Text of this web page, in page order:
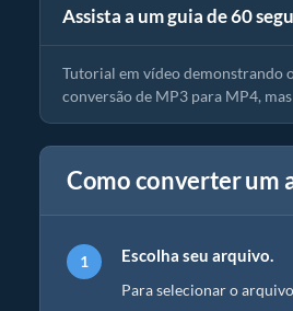
Assista a um guia de 60
Como converter arquivos de mídia
Tutorial em vídeo demonstrando
conversão de MP3 para MP4,
Como converter um
Escolha seu arquivo.
Para selecionar o